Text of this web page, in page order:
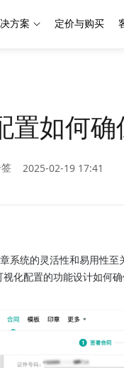
方案 定价与购买
置如何
2025-02-19 17:41
系统的灵活性和易用性
化配置的功能设计如何确